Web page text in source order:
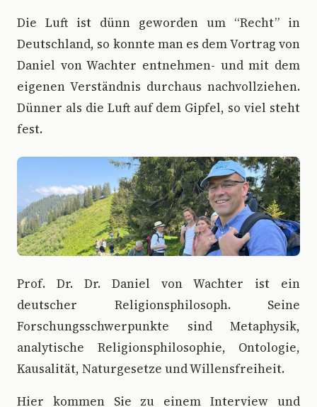
Die Luft ist dünn geworden um “Recht” in
Deutschland, so konnte man es dem Vortrag von
Daniel von Wachter entnehmen- und mit dem
eigenen Verständnis durchaus nachvollziehen.
Dünner als die Luft auf dem Gipfel, so viel steht
fest.
Prof. Dr. Dr. Daniel von Wachter ist ein
deutscher Religionsphilosoph. Seine
Forschungsschwerpunkte sind Metaphysik,
analytische Religionsphilosophie, Ontologie,
Kausalität, Naturgesetze und Willensfreiheit.
Hier kommen Sie zu einem Interview und